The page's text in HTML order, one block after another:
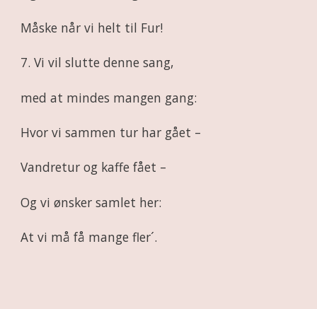
Måske når vi helt til Fur!
7. Vi vil slutte denne sang,
med at mindes mangen gang:
Hvor vi sammen tur har gået –
Vandretur og kaffe fået –
Og vi ønsker samlet her:
At vi må få mange fler´.